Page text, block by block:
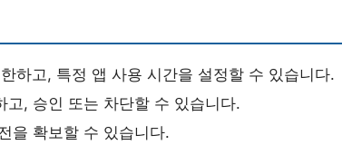
하고, 특정 앱 사용 시간을 설정할 수 있습니다.
고, 승인 또는 차단할 수 있습니다.
을 확보할 수 있습니다.